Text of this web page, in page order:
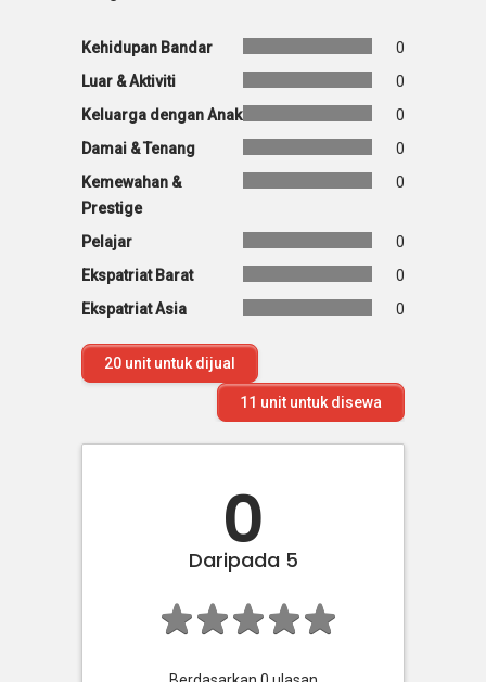
Kehidupan Bandar
0
Luar & Aktiviti
0
Keluarga dengan Anak
0
Damai & Tenang
0
Kemewahan &
Prestige
0
Pelajar
0
Ekspatriat Barat
0
Ekspatriat Asia
0
20 unit untuk dijual
11 unit untuk disewa
0
Daripada 5